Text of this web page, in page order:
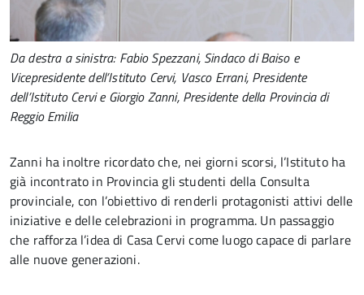
Da destra a sinistra: Fabio Spezzani, Sindaco di Baiso e
Vicepresidente dell’Istituto Cervi, Vasco Errani, Presidente
dell’Istituto Cervi e Giorgio Zanni, Presidente della Provincia di
Reggio Emilia
Zanni ha inoltre ricordato che, nei giorni scorsi, l’Istituto ha
già incontrato in Provincia gli studenti della Consulta
provinciale, con l’obiettivo di renderli protagonisti attivi delle
iniziative e delle celebrazioni in programma. Un passaggio
che rafforza l’idea di Casa Cervi come luogo capace di parlare
alle nuove generazioni.